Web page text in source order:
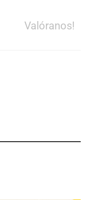
Valóranos!
recuperación de la piel